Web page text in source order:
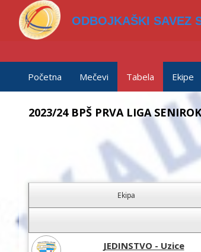
ODBOJKAŠKI SAVEZ
Početna Mečevi Tabela Ekipe
2023/24 BPŠ PRVA LIGA
Ekipa
JEDINSTVO - Uzice